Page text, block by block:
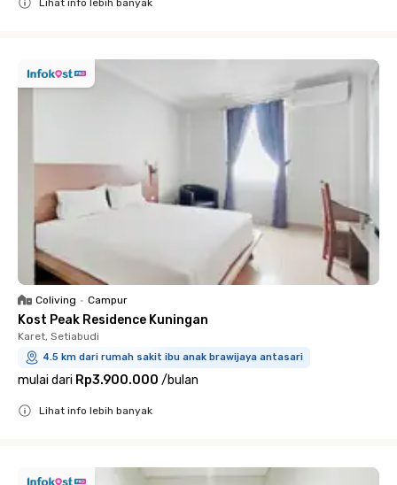
Lihat info lebih banyak
Coliving • Campur
Kost Peak Residence Kuningan
Karet, Setiabudi
4.5 km dari rumah sakit ibu anak brawijaya antasari
mulai dari Rp3.900.000 /bulan
Lihat info lebih banyak